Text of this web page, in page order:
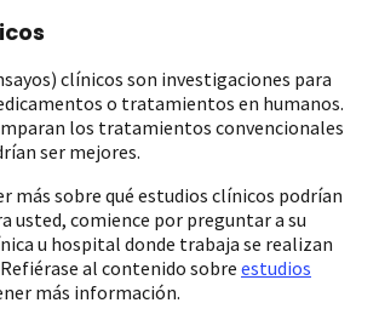
clínicos son investigaciones para
o tratamientos en humanos.
los tratamientos convencionales
ser mejores.
más sobre qué estudios clínicos podrían
usted, comience por preguntar a su
u hospital donde trabaja se realizan
al contenido sobre estudios
más información.